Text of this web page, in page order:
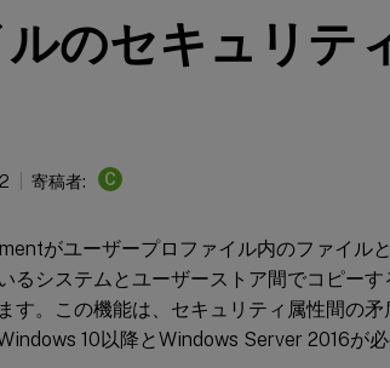
のセキュリテ
寄稿者: C
がユーザープロファイル内のファイル
るシステムとユーザーストア間でコピー
す。この機能は、セキュリティ属性間の矛
10以降とWindows Server 2016が必